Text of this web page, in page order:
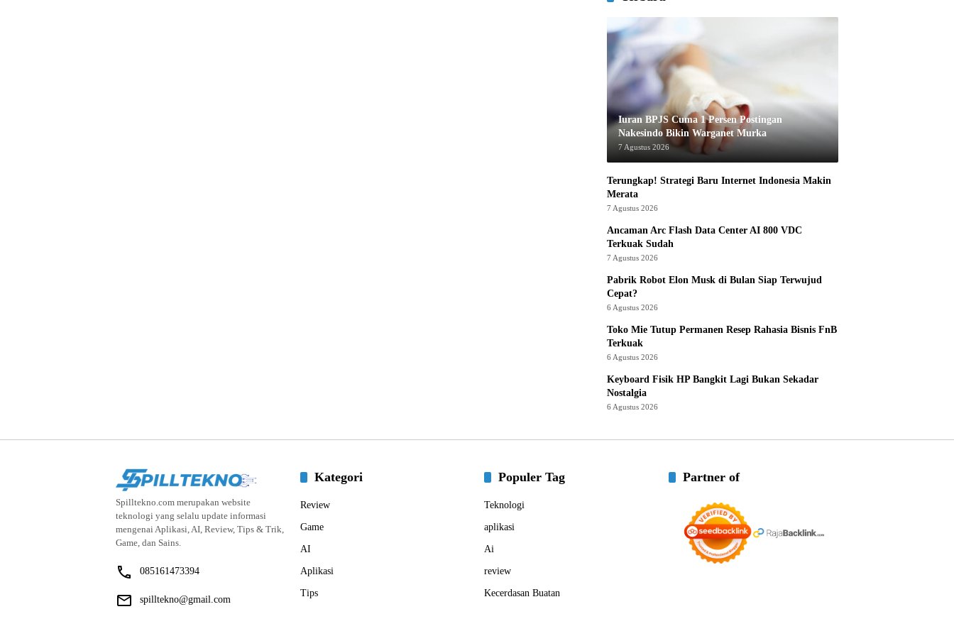
Iuran BPJS Cuma 1 Persen Postingan
Nakesindo Bikin Warganet Murka
7 Agustus 2026
Terungkap! Strategi Baru Internet Indonesia Makin
Merata
7 Agustus 2026
Ancaman Arc Flash Data Center AI 800 VDC
Terkuak Sudah
7 Agustus 2026
Pabrik Robot Elon Musk di Bulan Siap Terwujud
Cepat?
6 Agustus 2026
Toko Mie Tutup Permanen Resep Rahasia Bisnis FnB
Terkuak
6 Agustus 2026
Keyboard Fisik HP Bangkit Lagi Bukan Sekadar
Nostalgia
6 Agustus 2026
Spilltekno.com merupakan website
teknologi yang selalu update informasi
mengenai Aplikasi, AI, Review, Tips & Trik,
Game, dan Sains.
085161473394
spilltekno@gmail.com
Kategori
Review
Game
AI
Aplikasi
Tips
Populer Tag
Teknologi
aplikasi
Ai
review
Kecerdasan Buatan
Partner of